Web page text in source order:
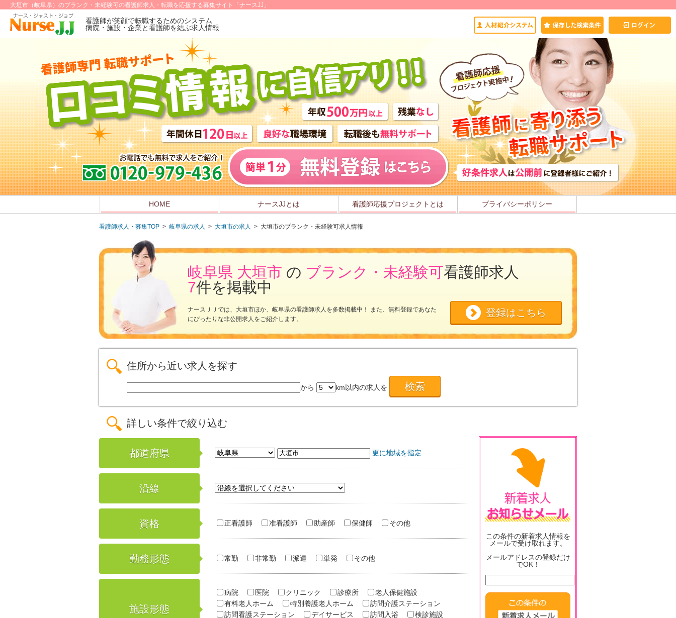
大垣市（岐阜県）のブランク・未経験可の看護師求人・転職を応援する募集サイト「ナースJJ」
看護師が笑顔で転職するためのシステム
病院・施設・企業と看護師を結ぶ求人情報
HOME ナースJJとは 看護師応援プロジェクトとは プライバシーポリシー
看護師求人・募集TOP > 岐阜県の求人 > 大垣市の求人 > 大垣市のブランク・未経験可求人情報
岐阜県 大垣市 の ブランク・未経験可看護師求人
7件を掲載中
ナースＪＪでは、大垣市ほか、岐阜県の看護師求人を多数掲載中！ また、無料登録であなた
にぴったりな非公開求人をご紹介します。
登録はこちら
住所から近い求人を探す
から km以内の求人を
詳しい条件で絞り込む
都道府県 更に地域を指定
沿線
資格 正看護師 准看護師 助産師 保健師 その他
勤務形態 常勤 非常勤 派遣 単発 その他
施設形態
病院 医院 クリニック 診療所
老人保健施設
有料老人ホーム
特別養護老人ホーム
訪問介護ステーション
訪問看護ステーション
デイサービス 訪問入浴
検診施設
この条件の新着求人情報を
メールで受け取れます。
メールアドレスの登録だけ
でOK！